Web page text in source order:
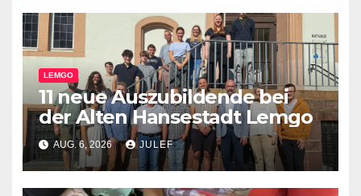
LEMGO
11 neue Auszubildende bei
der Alten Hansestadt Lemgo
AUG. 6, 2026 JULEF